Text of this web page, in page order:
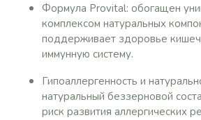
Формула Provital: обогащен
комплексом натуральных
поддерживает здоровье
иммунную систему.
Гипоаллергенность и
натуральный беззерновой
риск развития аллергических